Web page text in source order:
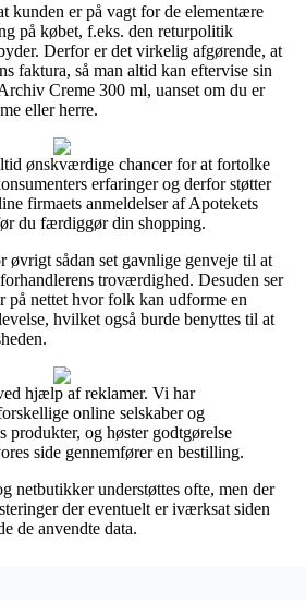
kunden er på vagt for de elementære
på købet, f.eks. den returpolitik
Derfor er det virkelig afgørende, at
faktura, så man altid kan eftervise sin
Creme 300 ml, uanset om du er
eller herre.
ønskværdige chancer for at fortolke
erfaringer og derfor støtter
firmaets anmeldelser af Apotekets
du færdiggør din shopping.
øvrigt sådan set gavnlige genveje til at
troværdighed. Desuden ser
nettet hvor folk kan udforme en
hvilket også burde benyttes til at
hjælp af reklamer. Vi har
online selskaber og
produkter, og høster godtgørelse
side gennemfører en bestilling.
netbutikker understøttes ofte, men der
der eventuelt er iværksat siden
de anvendte data.